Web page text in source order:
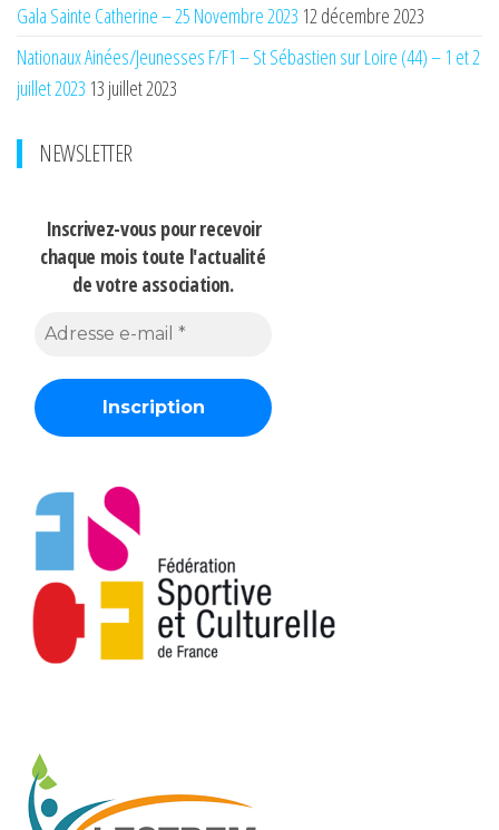
Gala Sainte Catherine – 25 Novembre 2023 12 décembre 2023
Nationaux Ainées/Jeunesses F/F1 – St Sébastien sur Loire (44) – 1 et 2
juillet 2023 13 juillet 2023
NEWSLETTER
Inscrivez-vous pour recevoir
chaque mois toute l'actualité
de votre association.